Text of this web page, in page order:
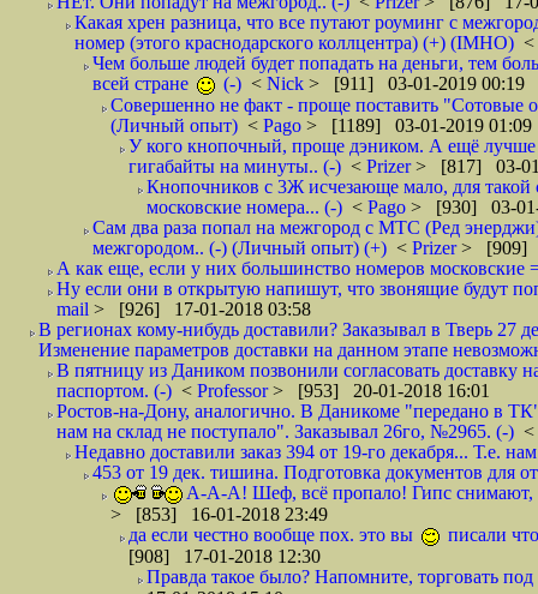
Какая хрен разница, что все путают роуминг с
номер (этого краснодарского коллцентра) (+) (IMHO) <
Чем больше людей будет попадать на деньги, тем
всей стране
(-) < Nick > [911] 03-01-2019 00:19
Совершенно не факт - проще поставить "Сотовые
(Личный опыт) < Pago > [1189] 03-01-2019 01:09
У кого кнопочный, проще дэником. А ещё лучше
гигабайты на минуты.. (-) < Prizer> [817] 03-
Кнопочников с 3Ж исчезающе мало, для такой
московские номера... (-) < Pago > [930] 03-01-
Сам два раза попал на межгород с МТС (Ред
межгородом.. (-) (Личный опыт) (+) < Prizer> [909]
А как еще, если у них большинство номеров московские
Ну если они в открытую напишут, что звонящие будут
mail > [926] 17-01-2018 03:58
В регионах кому-нибудь доставили? Заказывал в Тверь 27
Изменение параметров доставки на данном этапе
В пятницу из Даником позвонили согласовать доставку
паспортом. (-) < Professor> [953] 20-01-2018 16:01
Ростов-на-Дону, аналогично. В Даникоме "передано в
нам на склад не поступало". Заказывал 26го, №2965. (-) <
Недавно доставили заказ 394 от 19-го декабря... Т.е.
453 от 19 дек. тишина. Подготовка документов для
А-А-А! Шеф, всё пропало! Гипс снимают,
> [853] 16-01-2018 23:49
да если честно вообще пох. это вы
писали
[908] 17-01-2018 12:30
Правда такое было? Напомните, торговать